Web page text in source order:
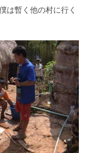
は暫く他の村に行く